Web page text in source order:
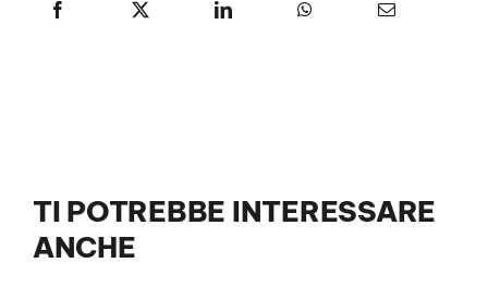
TI POTREBBE INTERESSARE
ANCHE